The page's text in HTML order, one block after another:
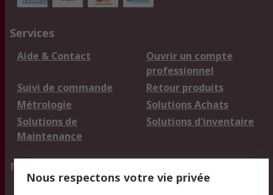
Services
Aide & Contact
Ouvrir un compte
professionnel
Suivi de commande
Retour produits
Métrologie
Solutions Achats
Solutions de
Maintenance
Solutions d'inventaire
Mentions Légales
Nous respectons votre vie privée